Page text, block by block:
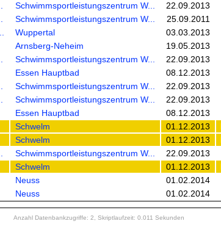
Schwimmsportleistungszentrum W... 22.09.2013
Schwimmsportleistungszentrum W... 25.09.2011
Wuppertal 03.03.2013
Arnsberg-Neheim 19.05.2013
Schwimmsportleistungszentrum W... 22.09.2013
Essen Hauptbad 08.12.2013
Schwimmsportleistungszentrum W... 22.09.2013
Schwimmsportleistungszentrum W... 22.09.2013
Essen Hauptbad 08.12.2013
Schwelm 01.12.2013
Schwelm 01.12.2013
Schwimmsportleistungszentrum W... 22.09.2013
Schwelm 01.12.2013
Neuss 01.02.2014
Neuss 01.02.2014
Anzahl Datenbankzugriffe: 2, Skriptlaufzeit: 0.011 Sekunden